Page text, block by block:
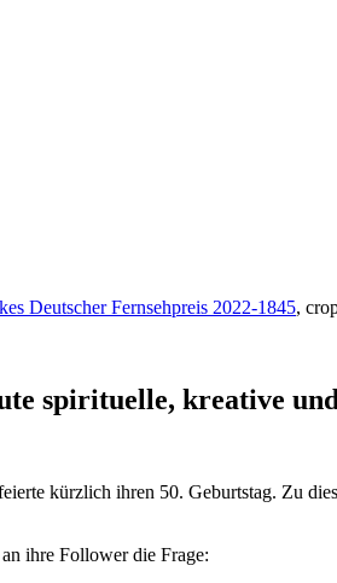
Deutscher Fernsehpreis 2022-1845,
spirituelle, kreative
kürzlich ihren 50. Geburtstag. Zu
ihre Follower die Frage: